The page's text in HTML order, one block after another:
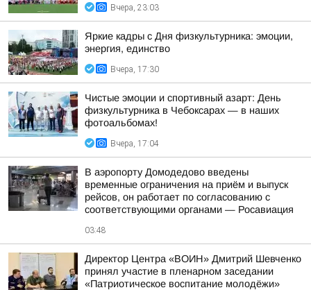
Вчера, 23:03
Яркие кадры с Дня физкультурника: эмоции,
энергия, единство
Вчера, 17:30
Чистые эмоции и спортивный азарт: День
физкультурника в Чебоксарах — в наших
фотоальбомах!
Вчера, 17:04
В аэропорту Домодедово введены
временные ограничения на приём и выпуск
рейсов, он работает по согласованию с
соответствующими органами — Росавиация
03:48
Директор Центра «ВОИН» Дмитрий Шевченко
принял участие в пленарном заседании
«Патриотическое воспитание молодёжи»